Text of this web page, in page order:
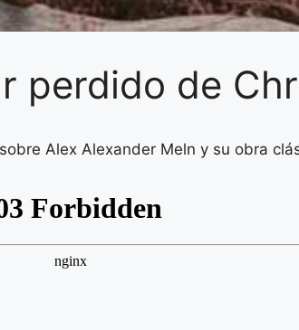
perdido de
Alex Alexander Meln y su obra